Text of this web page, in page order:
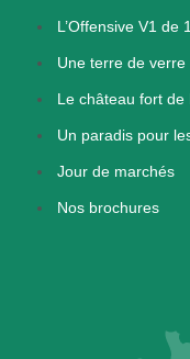
L’Offensive V1 de
Une terre de verre
Le château fort de
Un paradis pour
Jour de marchés
Nos brochures